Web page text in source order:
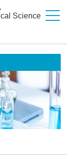
Science